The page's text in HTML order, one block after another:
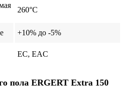
260°C
+10% до -5%
ЕС, EAC
пола ERGERT Extra 150